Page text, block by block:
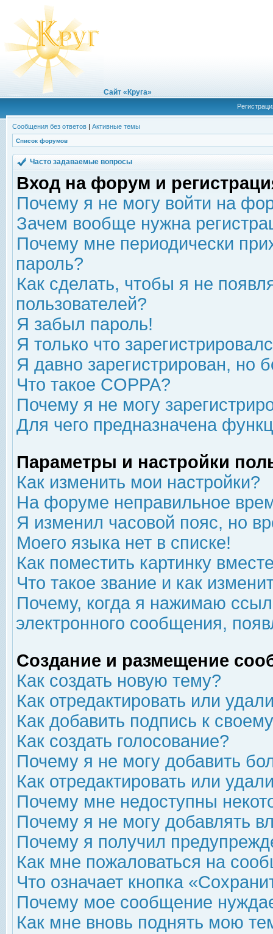
Сайт «Круга»
Сообщения без ответов | Активные темы
Список форумов
Часто задаваемые вопросы
Вход на форум и
Почему я не могу войти на
Зачем вообще нужна
Почему мне периодически
пароль?
Как сделать, чтобы я не
пользователей?
Я забыл пароль!
Я только что
Я давно зарегистрирован, но
Что такое COPPA?
Почему я не могу
Для чего предназначена
Параметры и настройки
Как изменить мои настройки?
На форуме неправильное
Я изменил часовой пояс, но
Моего языка нет в списке!
Как поместить картинку
Что такое звание и как
Почему, когда я нажимаю
электронного сообщения,
Создание и размещение
Как создать новую тему?
Как отредактировать или
Как добавить подпись к
Как создать голосование?
Почему я не могу добавить
Как отредактировать или
Почему мне недоступны
Почему я не могу добавлять
Почему я получил
Как мне пожаловаться на
Что означает кнопка
Почему мое сообщение
Как мне вновь поднять мою